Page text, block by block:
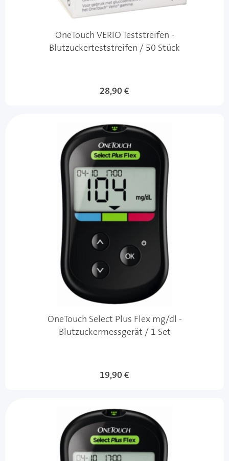
OneTouch VERIO Teststreifen -
Blutzuckerteststreifen / 50 Stück
28,90 €
OneTouch Select Plus Flex mg/dl -
Blutzuckermessgerät / 1 Set
19,90 €